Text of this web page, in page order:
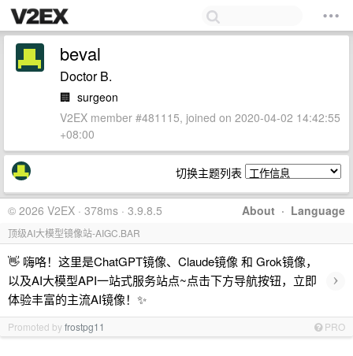
beval
Doctor B.
🏢 surgeon
V2EX member #481115, joined on 2020-04-02 14:42:55
+08:00
切换主题列表
About · Language
© 2026 V2EX · 378ms · 3.9.8.5
顶级AI大模型镜像站-AIGC.BAR
👋 嗨咯！这里是ChatGPT镜像、Claude镜像 和 Grok镜像，
以及AI大模型API一站式服务站点~点击下方导航按钮，立即
体验丰富的主流AI镜像！✨
›
Promoted byfrostpg11 PRO